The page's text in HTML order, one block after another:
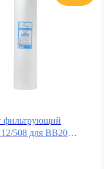
фильтрующий
508 для ВВ20